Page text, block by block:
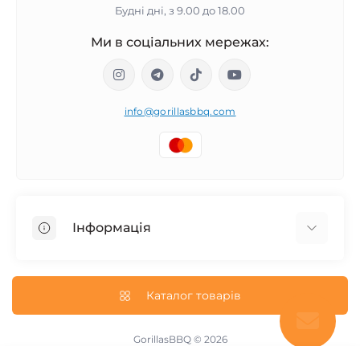
Будні дні, з 9.00 до 18.00
Ми в соціальних мережах:
info@gorillasbbq.com
Інформація
Повернення і обмін товару
Про нас
Політика конфіденційності
Каталог товарів
GorillasBBQ © 2026